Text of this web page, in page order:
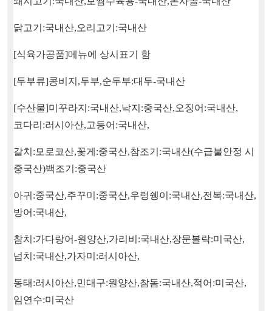
닭고기 :국내산,오리고기 :국내산
[식육가공품]메뉴에 상시표기 함
[두부류]콩비지 ,두부,순두부:대두-국내산
[수산물]미꾸라지 :국내산,낙지 :중국산,오징어 :국내산,
코다리 :러시아산,고등어 :국내산,
갈치 : 모로코산,꽃게 :중국산,참조기 :국내산(수급불안정 시
중국산)백조기 :중국산
아귀 :중국산,주꾸미 :중국산,우렁쉥이 :국내산,전복:국내산,
방어 :국내산,
참치 :가다랑어-원양산,가리비 :국내산,장문볼락:미국산,
넙치 :국내산,가자미 :러시아산,
동태 :러시아산,민대구:원양산,참돔:국내산,적어 :미국산,
임연수:미국산